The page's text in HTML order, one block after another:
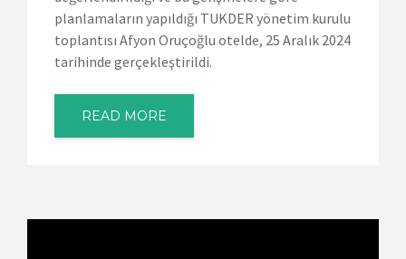
planlamaların yapıldığı TUKDER yönetim kurulu
toplantısı Afyon Oruçoğlu otelde, 25 Aralık 2024
tarihinde gerçekleştirildi.
READ MORE